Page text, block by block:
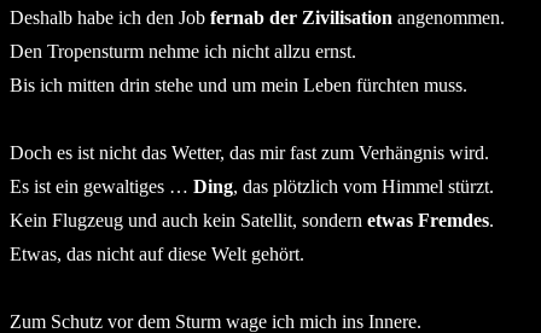
Deshalb habe ich den Job fernab der Zivilisation angenommen.
Den Tropensturm nehme ich nicht allzu ernst.
Bis ich mitten drin stehe und um mein Leben fürchten muss.
Doch es ist nicht das Wetter, das mir fast zum Verhängnis wird.
Es ist ein gewaltiges … Ding, das plötzlich vom Himmel stürzt.
Kein Flugzeug und auch kein Satellit, sondern etwas Fremdes.
Etwas, das nicht auf diese Welt gehört.
Zum Schutz vor dem Sturm wage ich mich ins Innere.